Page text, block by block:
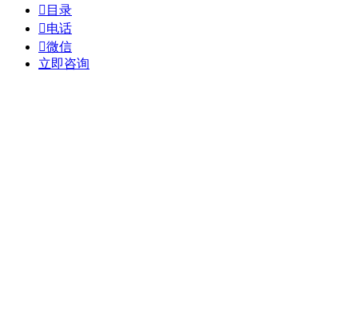
 目录
电话
微信
立即咨询